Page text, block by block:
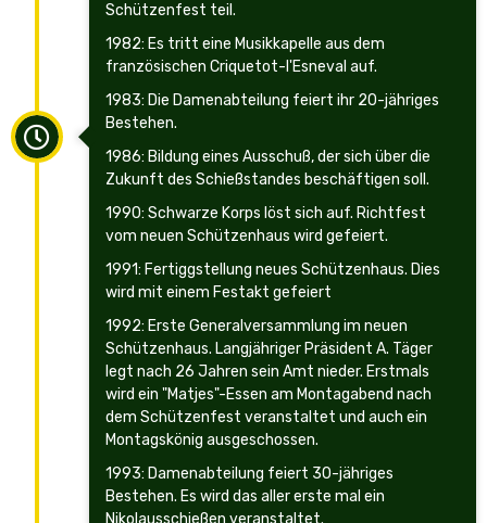
Schützenfest teil.
1982: Es tritt eine Musikkapelle aus dem
französischen Criquetot-I'Esneval auf.
1983: Die Damenabteilung feiert ihr 20-jähriges
Bestehen.
1986: Bildung eines Ausschuß, der sich über die
Zukunft des Schießstandes beschäftigen soll.
1990: Schwarze Korps löst sich auf. Richtfest
vom neuen Schützenhaus wird gefeiert.
1991: Fertiggstellung neues Schützenhaus. Dies
wird mit einem Festakt gefeiert
1992: Erste Generalversammlung im neuen
Schützenhaus. Langjähriger Präsident A. Täger
legt nach 26 Jahren sein Amt nieder. Erstmals
wird ein "Matjes"-Essen am Montagabend nach
dem Schützenfest veranstaltet und auch ein
Montagskönig ausgeschossen.
1993: Damenabteilung feiert 30-jähriges
Bestehen. Es wird das aller erste mal ein